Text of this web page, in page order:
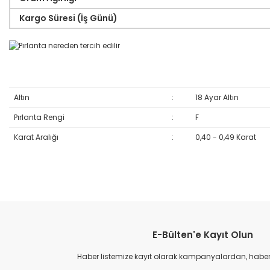
Kargo Süresi (İş Günü)
Altın :
18 Ayar Altın
Pırlanta Rengi
:
F
Karat Aralığı
: 0,40 - 0,49 Karat
Ürün resmi kalitesiz, bozuk veya görüntülenemiyor.
Ürün açıklamasında eksik bilgiler bulunuyor.
E-Bülten'e Kayıt Olun
Haber listemize kayıt olarak kampanyalardan,